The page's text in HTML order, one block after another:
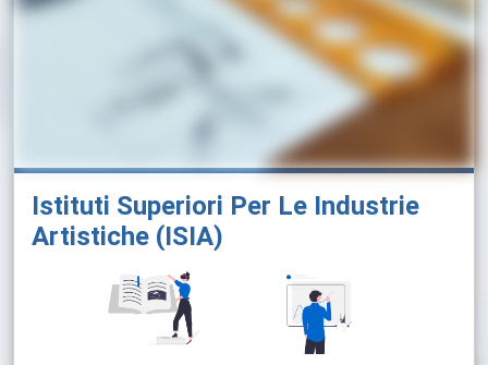
Istituti Superiori Per Le Industrie
Artistiche (ISIA)